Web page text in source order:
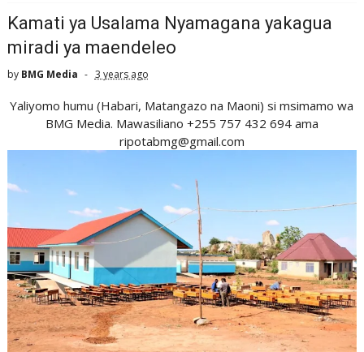
Kamati ya Usalama Nyamagana yakagua
miradi ya maendeleo
by BMG Media 3 years ago
Yaliyomo humu (Habari, Matangazo na Maoni) si msimamo wa
BMG Media. Mawasiliano +255 757 432 694 ama
ripotabmg@gmail.com